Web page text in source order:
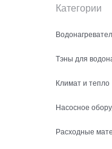
Категории
Тэны для
Климат и тепло
Насосное
Расходные